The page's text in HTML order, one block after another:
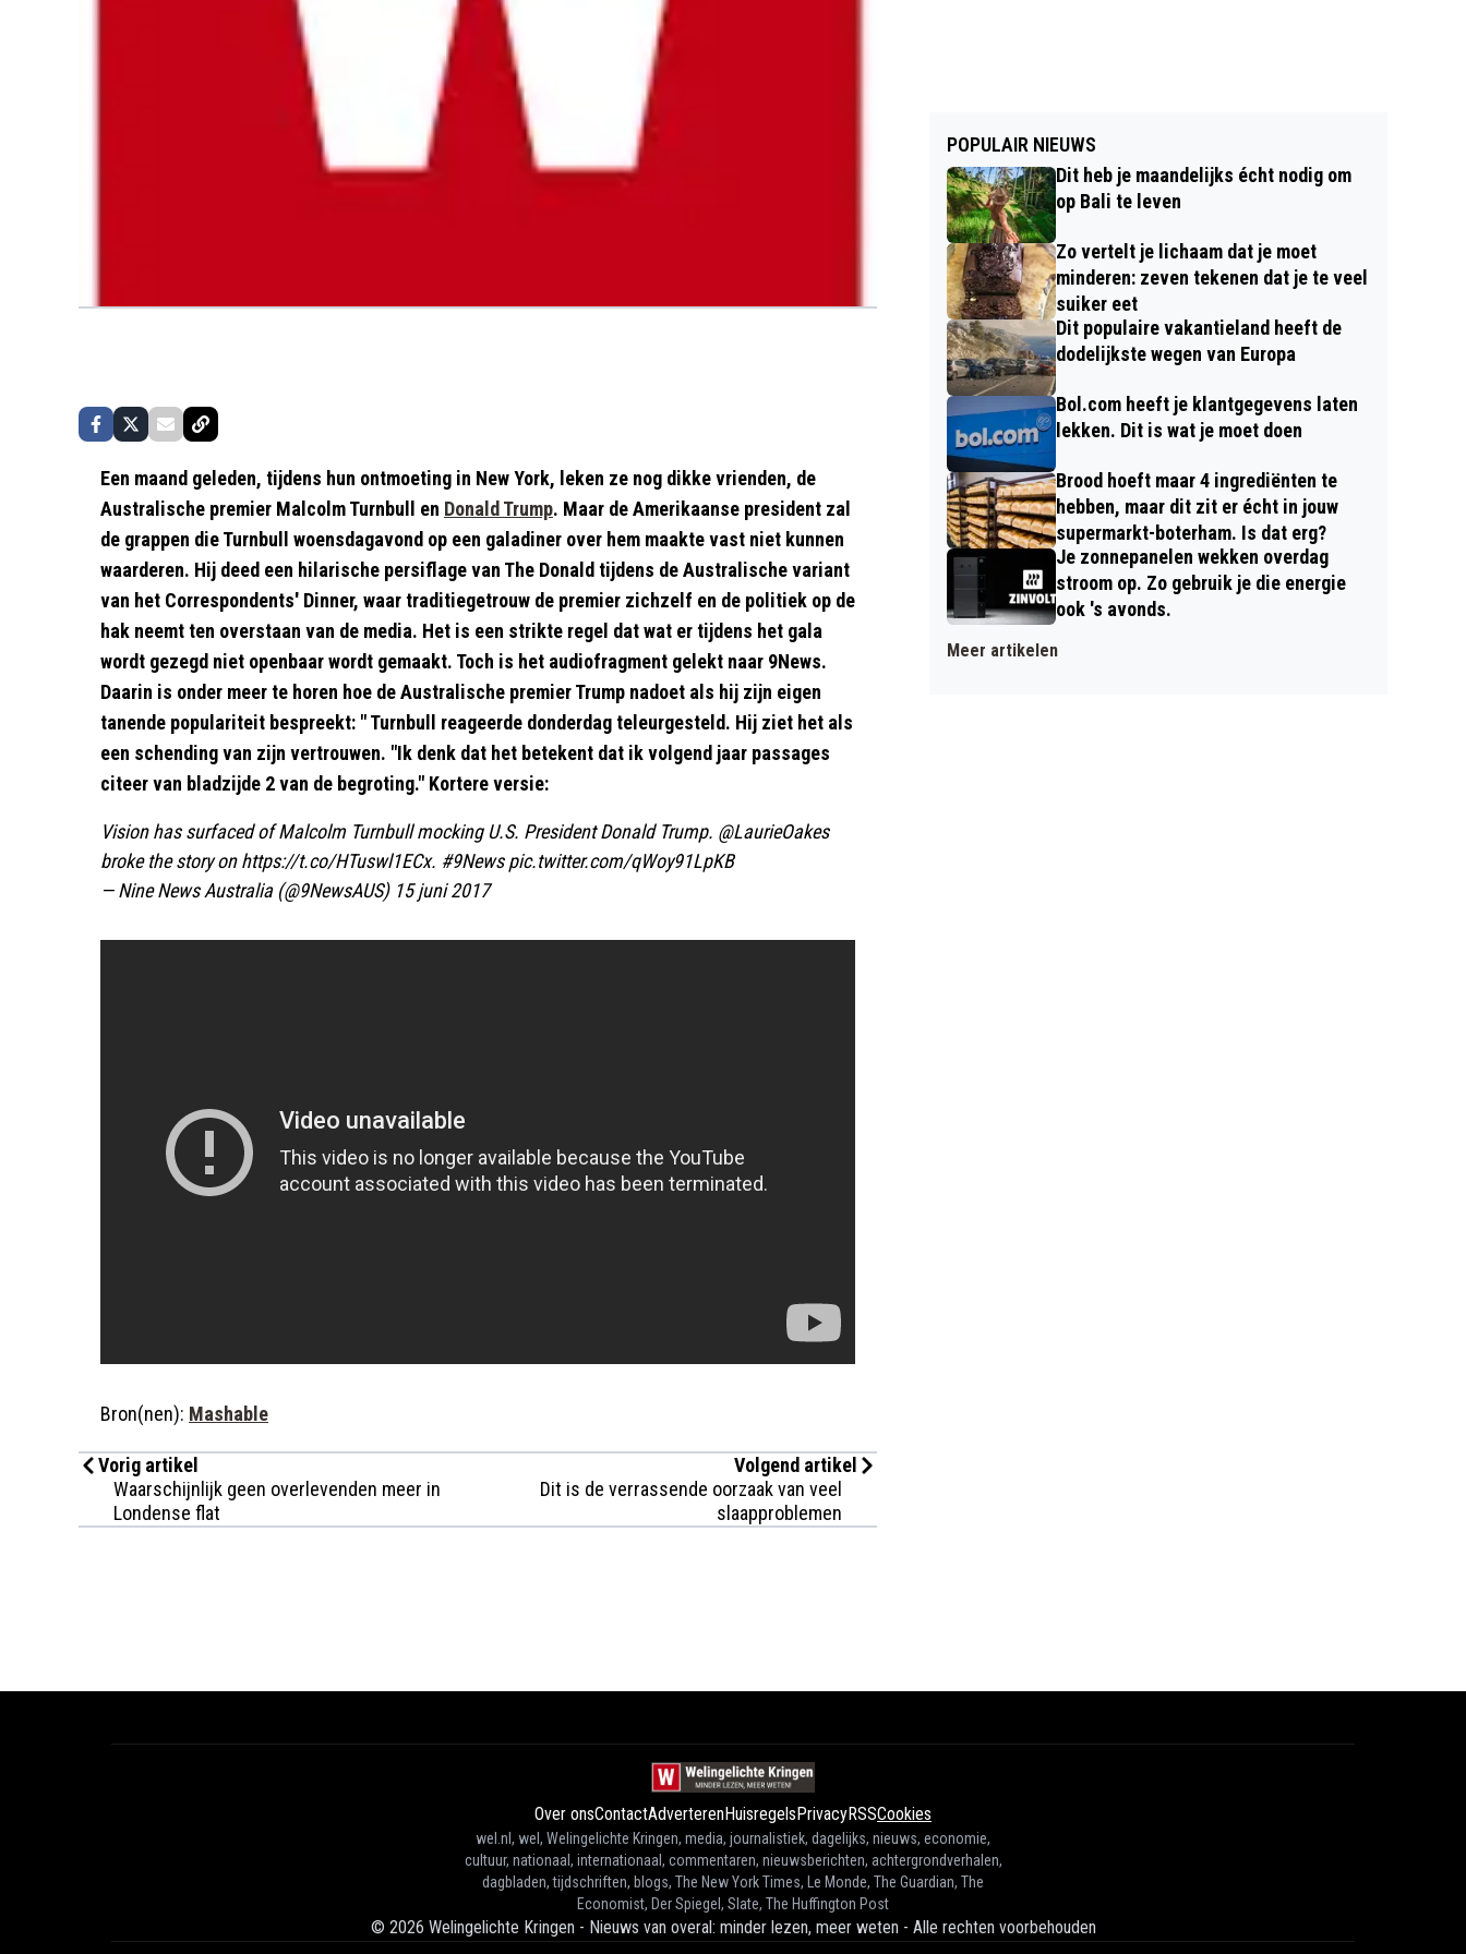
Een maand geleden, tijdens hun ontmoeting in New York, leken ze nog dikke vrienden, de
Australische premier Malcolm Turnbull en Donald Trump. Maar de Amerikaanse president zal
de grappen die Turnbull woensdagavond op een galadiner over hem maakte vast niet kunnen
waarderen. Hij deed een hilarische persiflage van The Donald tijdens de Australische variant
van het Correspondents' Dinner, waar traditiegetrouw de premier zichzelf en de politiek op de
hak neemt ten overstaan van de media. Het is een strikte regel dat wat er tijdens het gala
wordt gezegd niet openbaar wordt gemaakt. Toch is het audiofragment gelekt naar 9News.
Daarin is onder meer te horen hoe de Australische premier Trump nadoet als hij zijn eigen
tanende populariteit bespreekt: " Turnbull reageerde donderdag teleurgesteld. Hij ziet het als
een schending van zijn vertrouwen. "Ik denk dat het betekent dat ik volgend jaar passages
citeer van bladzijde 2 van de begroting." Kortere versie:
Vision has surfaced of Malcolm Turnbull mocking U.S. President Donald Trump. @LaurieOakes
broke the story onhttps://t.co/HTuswl1ECx. #9News pic.twitter.com/qWoy91LpKB
— Nine News Australia (@9NewsAUS) 15 juni 2017
Bron(nen): Mashable
Vorig artikel
Waarschijnlijk geen overlevenden meer in
Londense flat
Volgend artikel
Dit is de verrassende oorzaak van veel
slaapproblemen
POPULAIR NIEUWS
Dit heb je maandelijks écht nodig om
op Bali te leven
Zo vertelt je lichaam dat je moet
minderen: zeven tekenen dat je te veel
suiker eet
Dit populaire vakantieland heeft de
dodelijkste wegen van Europa
Bol.com heeft je klantgegevens laten
lekken. Dit is wat je moet doen
Brood hoeft maar 4 ingrediënten te
hebben, maar dit zit er écht in jouw
supermarkt-boterham. Is dat erg?
Je zonnepanelen wekken overdag
stroom op. Zo gebruik je die energie
ook 's avonds.
Meer artikelen
Over onsContactAdverterenHuisregelsPrivacyRSSCookies
wel.nl, wel, Welingelichte Kringen, media, journalistiek, dagelijks, nieuws, economie,
cultuur, nationaal, internationaal, commentaren, nieuwsberichten, achtergrondverhalen,
dagbladen, tijdschriften, blogs, The New York Times, Le Monde, The Guardian, The
Economist, Der Spiegel, Slate, The Huffington Post
© 2026 Welingelichte Kringen - Nieuws van overal: minder lezen, meer weten - Alle rechten voorbehouden